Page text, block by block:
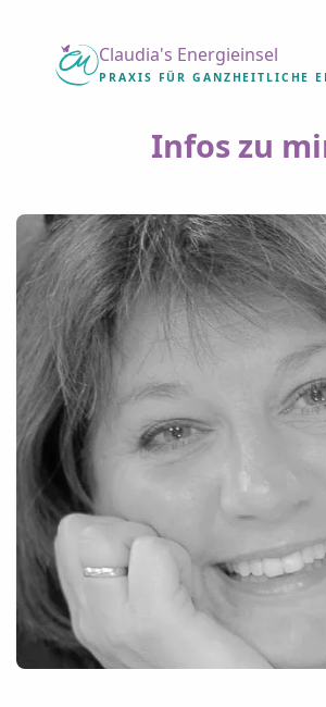
Claudia's Energieinsel
PRAXIS FÜR GANZHEITLICHE
Infos zu